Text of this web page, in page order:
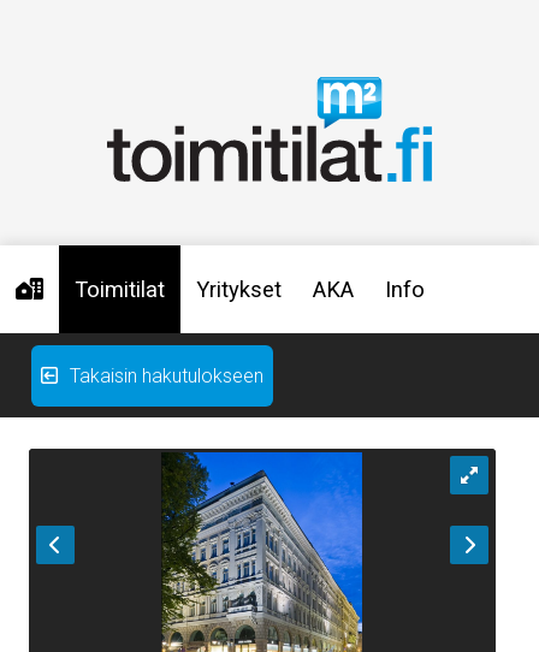
Toimitilat Yritykset AKA Info
Takaisin hakutulokseen